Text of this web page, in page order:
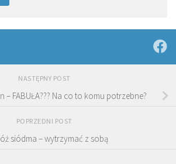
NASTĘPNY POST
– FABUŁA??? Na co to komu potrzebne?
POPRZEDNI POST
siódma – wytrzymać z sobą